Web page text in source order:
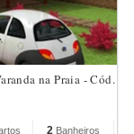
na Praia - Cód.
2 Banheiros